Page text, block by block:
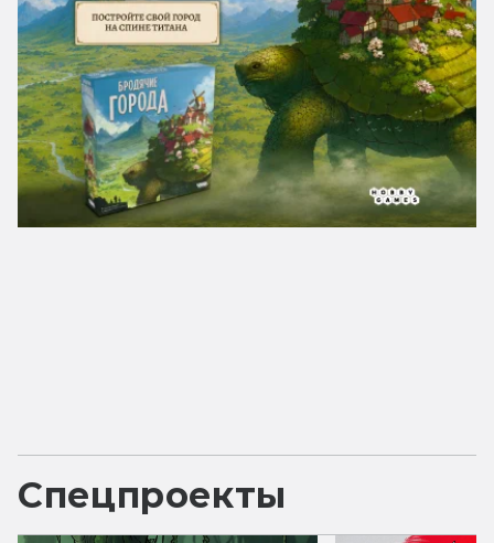
Спецпроекты